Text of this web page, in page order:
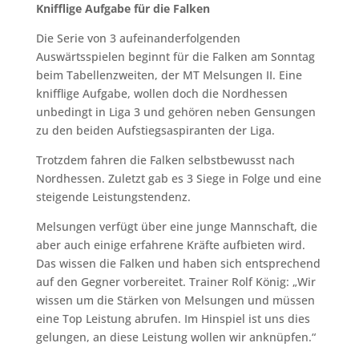
Knifflige Aufgabe für die Falken
Die Serie von 3 aufeinanderfolgenden
Auswärtsspielen beginnt für die Falken am Sonntag
beim Tabellenzweiten, der MT Melsungen II. Eine
knifflige Aufgabe, wollen doch die Nordhessen
unbedingt in Liga 3 und gehören neben Gensungen
zu den beiden Aufstiegsaspiranten der Liga.
Trotzdem fahren die Falken selbstbewusst nach
Nordhessen. Zuletzt gab es 3 Siege in Folge und eine
steigende Leistungstendenz.
Melsungen verfügt über eine junge Mannschaft, die
aber auch einige erfahrene Kräfte aufbieten wird.
Das wissen die Falken und haben sich entsprechend
auf den Gegner vorbereitet. Trainer Rolf König: „Wir
wissen um die Stärken von Melsungen und müssen
eine Top Leistung abrufen. Im Hinspiel ist uns dies
gelungen, an diese Leistung wollen wir anknüpfen.“